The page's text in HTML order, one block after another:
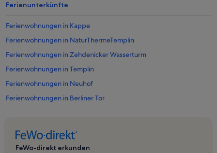
Ferienunterkünfte
Ferienwohnungen in Kappe
Ferienwohnungen in NaturThermeTemplin
Ferienwohnungen in Zehdenicker Wasserturm
Ferienwohnungen in Templin
Ferienwohnungen in Neuhof
Ferienwohnungen in Berliner Tor
Ferienwohnungen in Badestelle Vietmannsdorf
FeWo-direkt erkunden